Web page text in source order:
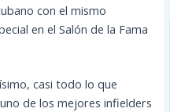
con el mismo
en el Salón de la Fama
casi todo lo que
de los mejores infielders